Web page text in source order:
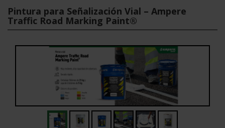
Pintura para Señalización Vial – Ampere
Traffic Road Marking Paint®